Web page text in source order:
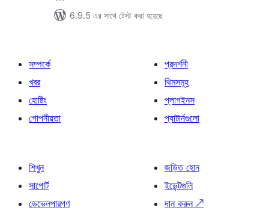
6.9.5 এর সাথে টেস্ট করা হয়েছে
সম্পর্কে
খবর
হোষ্টিং
গোপনীয়তা
প্রদর্শনী
থিমসমূহ
প্লাগইনস
প্যাটার্নগুলো
শিখুন
সাপোর্ট
ডেভেলপারগণ
জড়িত হোন
ইভেন্টগুলি
দান করুন ↗